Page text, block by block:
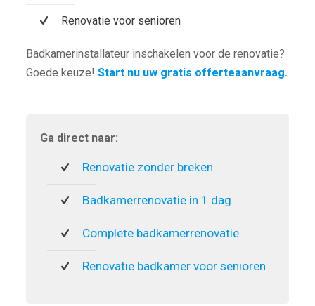
Renovatie voor senioren
Badkamerinstallateur inschakelen voor de renovatie?
Goede keuze! Start nu uw gratis offerteaanvraag.
Ga direct naar:
Renovatie zonder breken
Badkamerrenovatie in 1 dag
Complete badkamerrenovatie
Renovatie badkamer voor senioren